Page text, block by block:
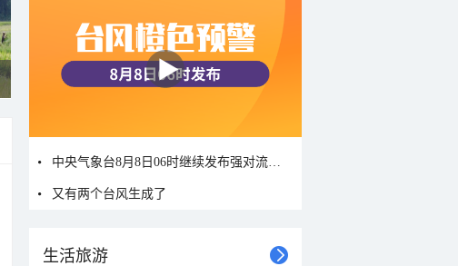
又有两个台风生成了
生活旅游